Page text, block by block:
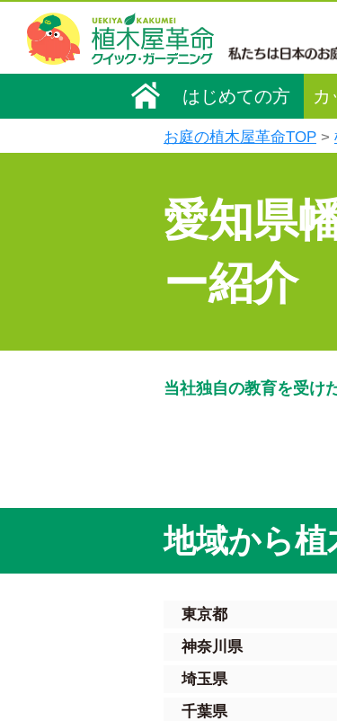
はじめての方 カ
お庭の植木屋革命TOP
愛知県
ー紹介
当社独自の教育を受け
地域から
東京都
神奈川県
埼玉県
千葉県